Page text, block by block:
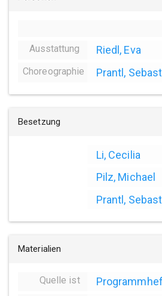
Ausstattung
Riedl, Eva
Choreographie Prantl,
Besetzung
Li, Cecilia
Pilz, Michael
Prantl,
Materialien
Quelle ist